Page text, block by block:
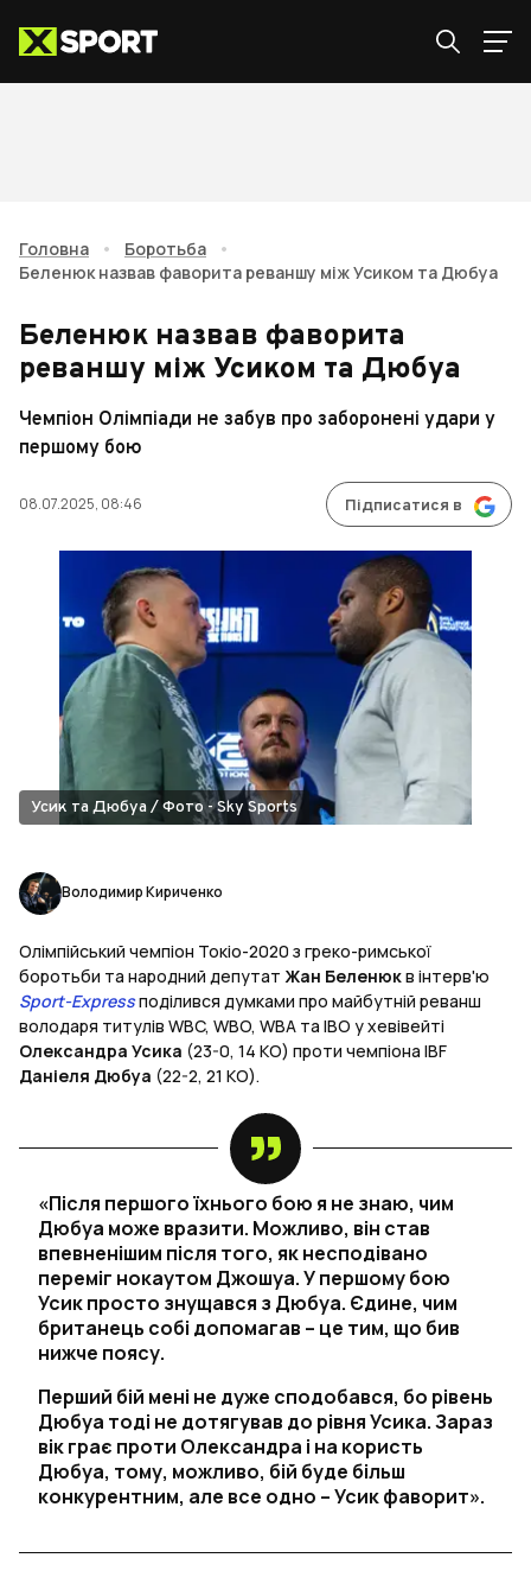
Головна • Боротьба
•
Беленюк назвав фаворита реваншу між Усиком та Дюбуа
Беленюк назвав фаворита
реваншу між Усиком та Дюбуа
Чемпіон Олімпіади не забув про заборонені удари у
першому бою
08.07.2025, 08:46 Підписатися в
Усик та Дюбуа / Фото - Sky Sports
Володимир Кириченко
Олімпійський чемпіон Токіо-2020 з греко-римської
боротьби та народний депутат Жан Беленюкв інтерв'ю
Sport-Expressподілився думками про майбутній реванш
володаря титулів WBC, WBO, WBA та IBO у хевівейті
Олександра Усика (23-0, 14 КО) проти чемпіона IBF
Даніеля Дюбуа (22-2, 21 КО).
«Після першого їхнього бою я не знаю, чим
Дюбуа може вразити. Можливо, він став
впевненішим після того, як несподівано
переміг нокаутом Джошуа. У першому бою
Усик просто знущався з Дюбуа. Єдине, чим
британець собі допомагав – це тим, що бив
нижче поясу.
Перший бій мені не дуже сподобався, бо рівень
Дюбуа тоді не дотягував до рівня Усика. Зараз
вік грає проти Олександра і на користь
Дюбуа, тому, можливо, бій буде більш
конкурентним, але все одно – Усик фаворит».